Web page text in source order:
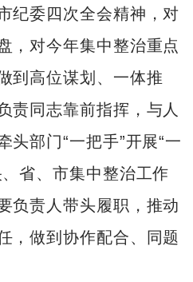
纪委四次全会精神，对
，对今年集中整治重点
到高位谋划、一体推
责同志靠前指挥，与人
头部门“一把手”开展“一
省、市集中整治工作
负责人带头履职，推动
，做到协作配合、同题